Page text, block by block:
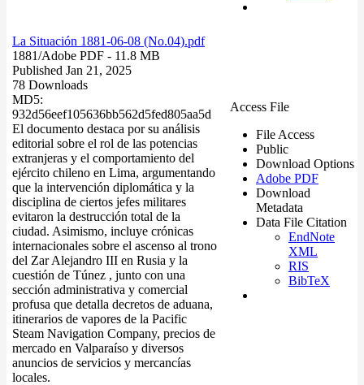
La Situación 1881-06-08 (No.04).pdf
1881/Adobe PDF - 11.8 MB
Published Jan 21, 2025
78 Downloads
MD5:
932d56eef105636bb562d5fed805aa5d
El documento destaca por su análisis
editorial sobre el rol de las potencias
extranjeras y el comportamiento del
ejército chileno en Lima, argumentando
que la intervención diplomática y la
disciplina de ciertos jefes militares
evitaron la destrucción total de la
ciudad. Asimismo, incluye crónicas
internacionales sobre el ascenso al trono
del Zar Alejandro III en Rusia y la
cuestión de Túnez , junto con una
sección administrativa y comercial
profusa que detalla decretos de aduana,
itinerarios de vapores de la Pacific
Steam Navigation Company, precios de
mercado en Valparaíso y diversos
anuncios de servicios y mercancías
locales.
Access File
File Access
Public
Download Options
Adobe PDF
Download
Metadata
Data File Citation
EndNote
XML
RIS
BibTeX